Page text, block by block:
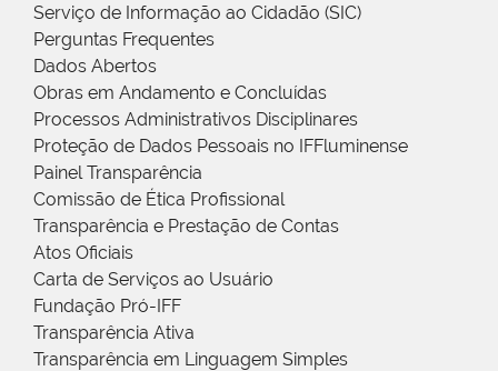
Serviço de Informação ao Cidadão (SIC)
Perguntas Frequentes
Dados Abertos
Obras em Andamento e Concluídas
Processos Administrativos Disciplinares
Proteção de Dados Pessoais no IFFluminense
Painel Transparência
Comissão de Ética Profissional
Transparência e Prestação de Contas
Atos Oficiais
Carta de Serviços ao Usuário
Fundação Pró-IFF
Transparência Ativa
Transparência em Linguagem Simples